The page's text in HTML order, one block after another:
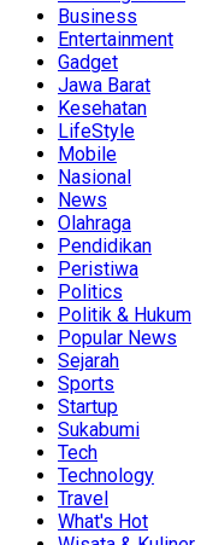
Business
Entertainment
Gadget
Jawa Barat
Kesehatan
LifeStyle
Mobile
Nasional
News
Olahraga
Pendidikan
Peristiwa
Politics
Politik & Hukum
Popular News
Sejarah
Sports
Startup
Sukabumi
Tech
Technology
Travel
What's Hot